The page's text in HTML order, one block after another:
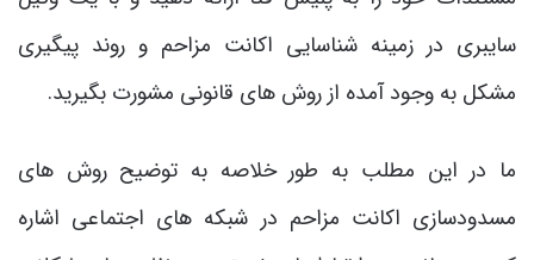
سایبری در زمینه شناسایی اکانت مزاحم و روند پیگیری
مشکل به وجود آمده از روش های قانونی مشورت بگیرید.
ما در این مطلب به طور خلاصه به توضیح روش های
مسدودسازی اکانت مزاحم در شبکه های اجتماعی اشاره